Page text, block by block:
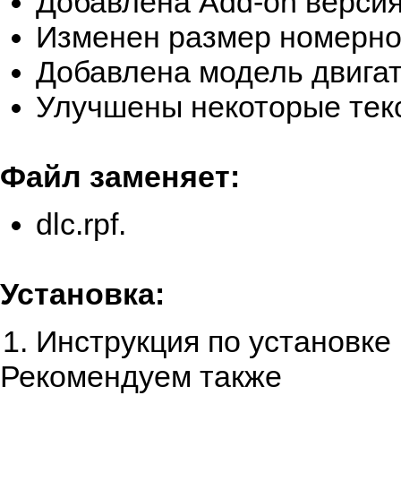
Изменен размер
Добавлена модель
Улучшены некоторые
Файл заменяет:
dlc.rpf.
Установка:
Инструкция по
Рекомендуем также